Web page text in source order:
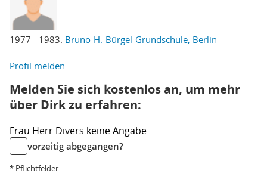
1977 - 1983: Bruno-H.-Bürgel-Grundschule, Berlin
Profil melden
Melden Sie sich kostenlos an, um mehr
über Dirk zu erfahren:
Frau Herr Divers keine Angabe
vorzeitig abgegangen?
* Pflichtfelder